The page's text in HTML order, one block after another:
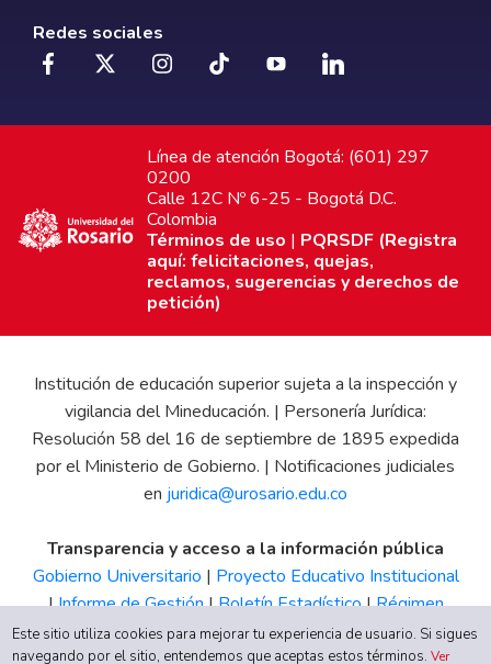
Redes sociales
Línea de atención Bogotá: (601) 297
0200
Calle 12C Nº 6-25 - Bogotá D.C.
Colombia
Términos de uso | PQRSDF (Registra
aquí: felicitaciones, quejas,
reclamos, sugerencias y derechos de
petición)
Institución de educación superior sujeta a la inspección y
vigilancia del Mineducación. | Personería Jurídica:
Resolución 58 del 16 de septiembre de 1895 expedida
por el Ministerio de Gobierno. | Notificaciones judiciales
en juridica@urosario.edu.co
Transparencia y acceso a la información pública
Gobierno Universitario | Proyecto Educativo Institucional
|Informe de Gestión|Boletín Estadístico|Régimen
Tributario|Estados Financieros |Código de Ética| Canal
de Integridad UR
Este sitio utiliza cookies para mejorar tu experiencia de usuario. Si sigues
navegando por el sitio, entendemos que aceptas estos términos.Ver